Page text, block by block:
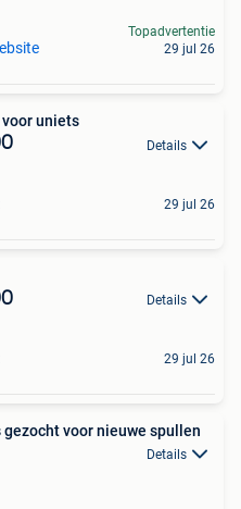
Topadvertentie
29 jul 26
uniets
Details
29 jul 26
Details
29 jul 26
gezocht voor nieuwe spullen
Details